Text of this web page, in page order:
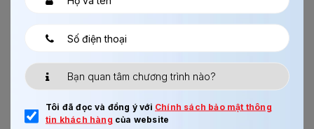
Xem thêm
Tôi đã đọc và đồng ý với Chính sách bảo mật thông
tin khách hàng của website